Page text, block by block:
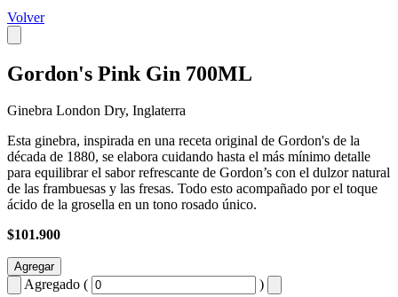
Volver
Gordon's Pink Gin 700ML
Ginebra London Dry, Inglaterra
Esta ginebra, inspirada en una receta original de Gordon's de la
década de 1880, se elabora cuidando hasta el más mínimo detalle
para equilibrar el sabor refrescante de Gordon’s con el dulzor natural
de las frambuesas y las fresas. Todo esto acompañado por el toque
ácido de la grosella en un tono rosado único.
$101.900
Agregar
Agregado ( )